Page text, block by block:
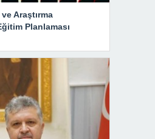
Araştırma
Planlaması